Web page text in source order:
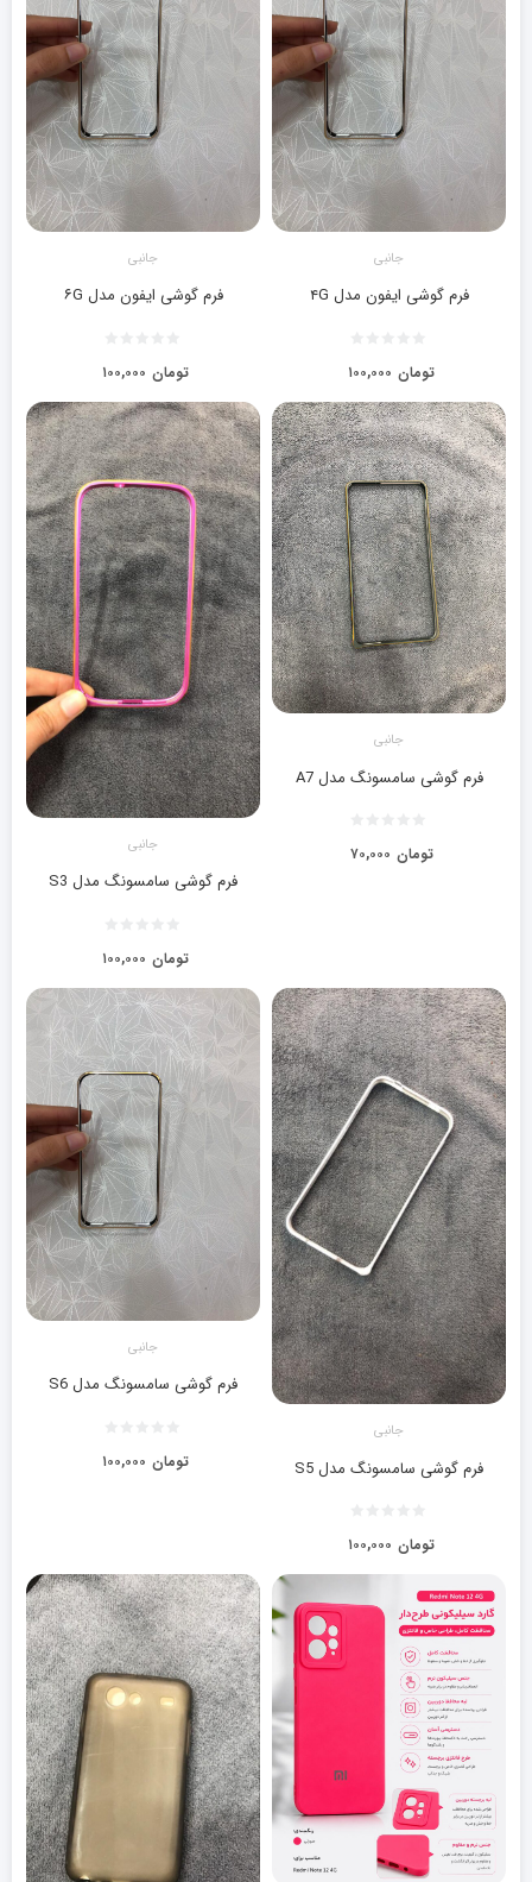
جانبی
فرم گوشی ایفون مدل ۴G
۱۰۰,۰۰۰ تومان
جانبی
فرم گوشی ایفون مدل ۶G
۱۰۰,۰۰۰ تومان
جانبی
فرم گوشی سامسونگ مدل A7
۷۰,۰۰۰ تومان جانبی
فرم گوشی سامسونگ مدل S3
۱۰۰,۰۰۰ تومان
جانبی
فرم گوشی سامسونگ مدل S5
۱۰۰,۰۰۰ تومان
جانبی
فرم گوشی سامسونگ مدل S6
۱۰۰,۰۰۰ تومان